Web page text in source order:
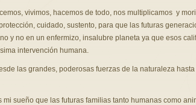
vivimos, hacemos de todo, nos multiplicamos y
cuidado, sustento, para que las futuras
y no en un enfermizo, insalubre planeta ya que esos
intervención humana.
las grandes, poderosas fuerzas de la naturaleza
mi sueño que las futuras familias tanto humanas como